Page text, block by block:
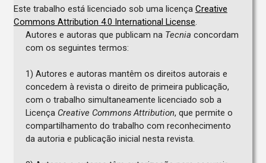
Este trabalho está licenciado sob uma licença Creative
Commons Attribution 4.0 International License.
Autores e autoras que publicam na Tecnia concordam
com os seguintes termos:
1) Autores e autoras mantêm os direitos autorais e
concedem à revista o direito de primeira publicação,
com o trabalho simultaneamente licenciado sob a
Licença Creative Commons Attribution, que permite o
compartilhamento do trabalho com reconhecimento
da autoria e publicação inicial nesta revista.